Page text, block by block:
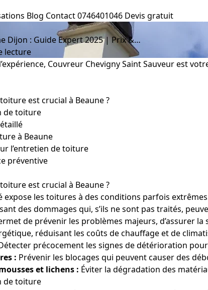
Blog Contact0746401046 Devis gratuit
Dijon : Guide Expert 2025 | Prix &…
lecture
Couvreur Chevigny Saint Sauveur est
est crucial à Beaune ?
de toiture
à Beaune
l’entretien de toiture
préventive
est crucial à Beaune ?
expose les toitures à des conditions parfois
des dommages qui, s’ils ne sont pas traités,
de prévenir les problèmes majeurs, d’assurer
réduisant les coûts de chauffage et de
précocement les signes de détérioration
: Prévenir les blocages qui peuvent causer des
et lichens : Éviter la dégradation des
de toiture